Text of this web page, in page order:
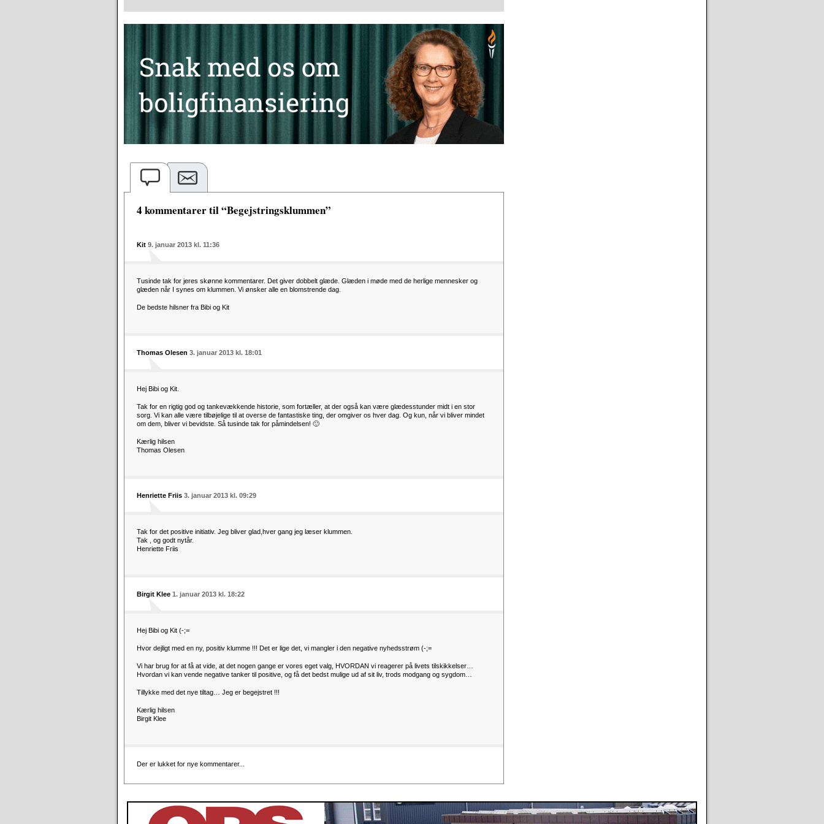
4 kommentarer til “Begejstringsklummen”
Kit 9. januar 2013 kl. 11:36
Tusinde tak for jeres skønne kommentarer. Det giver dobbelt glæde. Glæden i møde med de herlige mennesker og
glæden når I synes om klummen. Vi ønsker alle en blomstrende dag.
De bedste hilsner fra Bibi og Kit
Thomas Olesen 3. januar 2013 kl. 18:01
Hej Bibi og Kit.
Tak for en rigtig god og tankevækkende historie, som fortæller, at der også kan være glædesstunder midt i en stor
sorg. Vi kan alle være tilbøjelige til at overse de fantastiske ting, der omgiver os hver dag. Og kun, når vi bliver mindet
om dem, bliver vi bevidste. Så tusinde tak for påmindelsen! 🙂
Kærlig hilsen
Thomas Olesen
Henriette Friis 3. januar 2013 kl. 09:29
Tak for det positive initiativ. Jeg bliver glad,hver gang jeg læser klummen.
Tak , og godt nytår.
Henriette Friis
Birgit Klee 1. januar 2013 kl. 18:22
Hej Bibi og Kit (-;=
Hvor dejligt med en ny, positiv klumme !!! Det er lige det, vi mangler i den negative nyhedsstrøm (-;=
Vi har brug for at få at vide, at det nogen gange er vores eget valg, HVORDAN vi reagerer på livets tilskikkelser…
Hvordan vi kan vende negative tanker til positive, og få det bedst mulige ud af sit liv, trods modgang og sygdom…
Tillykke med det nye tiltag… Jeg er begejstret !!!
Kærlig hilsen
Birgit Klee
Der er lukket for nye kommentarer...